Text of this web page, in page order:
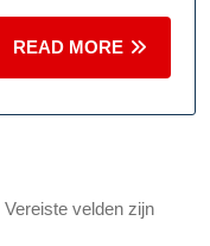
READ MORE
MORE
Vereiste velden zijn